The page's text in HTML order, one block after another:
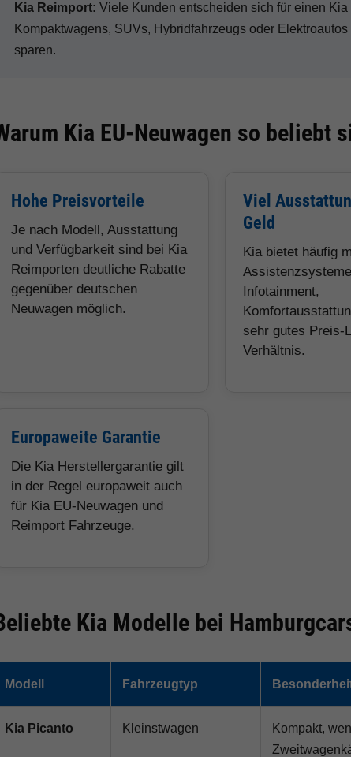
Kia Reimport: Viele Kunden entscheiden sich für einen
Kompaktwagens, SUVs, Hybridfahrzeugs oder
sparen.
Kia EU-Neuwagen so beliebt
Hohe Preisvorteile
Je nach Modell, Ausstattung
und Verfügbarkeit sind bei Kia
Reimporten deutliche Rabatte
gegenüber deutschen
Neuwagen möglich.
Viel
Geld
Kia bietet häufig
Infotainment,
sehr gutes Preis-
Verhältnis.
Europaweite Garantie
Die Kia Herstellergarantie gilt
in der Regel europaweit auch
für Kia EU-Neuwagen und
Reimport Fahrzeuge.
Kia Modelle bei
Modell Fahrzeugtyp
Kia Picanto Kleinstwagen
Kompakt,